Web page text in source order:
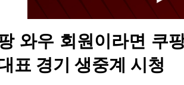
와우 회원이라면 쿠
표 경기 생중계 시청